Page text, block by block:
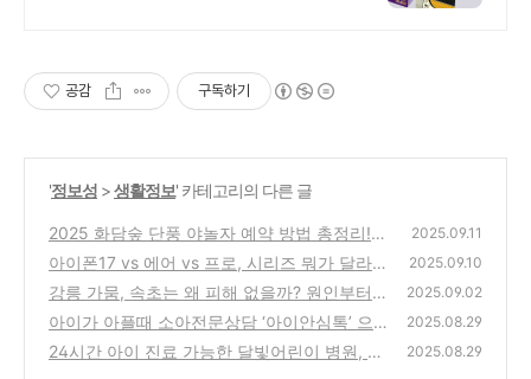
공감 구독하기
'정보성 >생활정보' 카테고리의 다른 글
2025 화담숲 단풍 야놀자 예약 방법 총정리!
모노레일 명당자리까지
(0)
2025.09.11
아이폰17 vs 에어 vs 프로, 시리즈 뭐가 달라?
한눈에 정리
(0)
2025.09.10
강릉 가뭄, 속초는 왜 피해 없을까? 원인부터
대책까지 총정리
(0)
2025.09.02
아이가 아플때 소아전문상담 ‘아이안심톡’ 으
로 안내받기 (24시간 무료)
(3)
2025.08.29
24시간 아이 진료 가능한 달빛어린이 병원, 우
2025.08.29